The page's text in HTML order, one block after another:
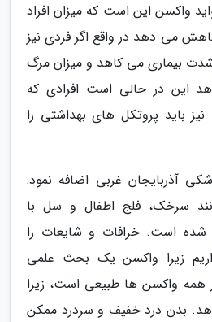
واکسن این است که میزان افراد
می دهد در واقع اگر فردی نیز
شدت بیماری می کاهد و میزان مرگ
این در حالی است افرادی که
باید پروتکل های بهداشتی را
آذربایجان غربی اضافه نمود:
سرخک، فلج اطفال و سل با
شده است. خرافات و شایعات را
زیرا واکسن یک بحث علمی
واکسن ها طبیعی است، زیرا
بدن درد خفیف و سردرد ممکن